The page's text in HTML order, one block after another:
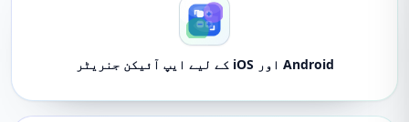
Android اور iOS کے لیے ایپ آئیکن جنریٹر